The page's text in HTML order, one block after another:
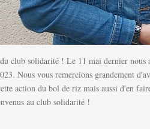
club solidarité ! Le 11 mai dernier
Nous vous remercions grandement
action du bol de riz mais aussi d'en
au club solidarité !